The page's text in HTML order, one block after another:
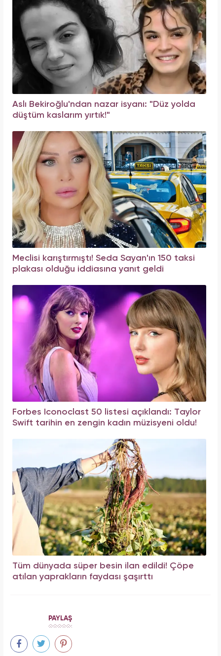
Aslı Bekiroğlu'ndan nazar isyanı: "Düz yolda
düştüm kaslarım yırtık!"
Meclisi karıştırmıştı! Seda Sayan'ın 150 taksi
plakası olduğu iddiasına yanıt geldi
Forbes Iconoclast 50 listesi açıklandı: Taylor
Swift tarihin en zengin kadın müzisyeni oldu!
Tüm dünyada süper besin ilan edildi! Çöpe
atılan yaprakların faydası şaşırttı
PAYLAŞ